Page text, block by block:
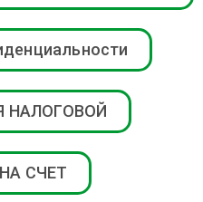
НАЛОГОВОЙ
СЧЕТ